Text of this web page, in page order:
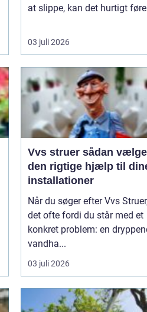
at slippe, kan det hurtigt
03 juli 2026
Vvs struer sådan vælger du
den rigtige hjælp til
installationer
Når du søger efter Vvs
det ofte fordi du står med et
konkret problem: en
vandha...
03 juli 2026